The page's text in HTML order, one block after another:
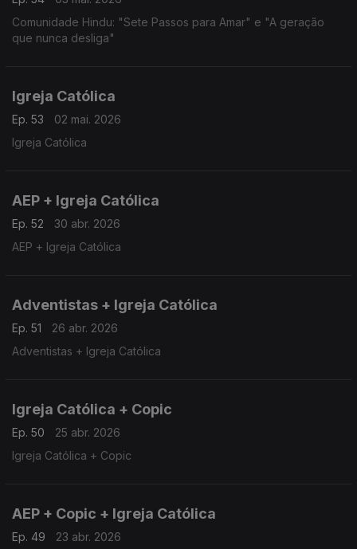
Comunidade Hindu: "Sete Passos para Amar" e "A geração
que nunca desliga"
Igreja Católica
Ep. 53
02 mai. 2026
Igreja Católica
AEP + Igreja Católica
Ep. 52
30 abr. 2026
AEP + Igreja Católica
Adventistas + Igreja Católica
Ep. 51
26 abr. 2026
Adventistas + Igreja Católica
Igreja Católica + Copic
Ep. 50
25 abr. 2026
Igreja Católica + Copic
AEP + Copic + Igreja Católica
Ep. 49
23 abr. 2026